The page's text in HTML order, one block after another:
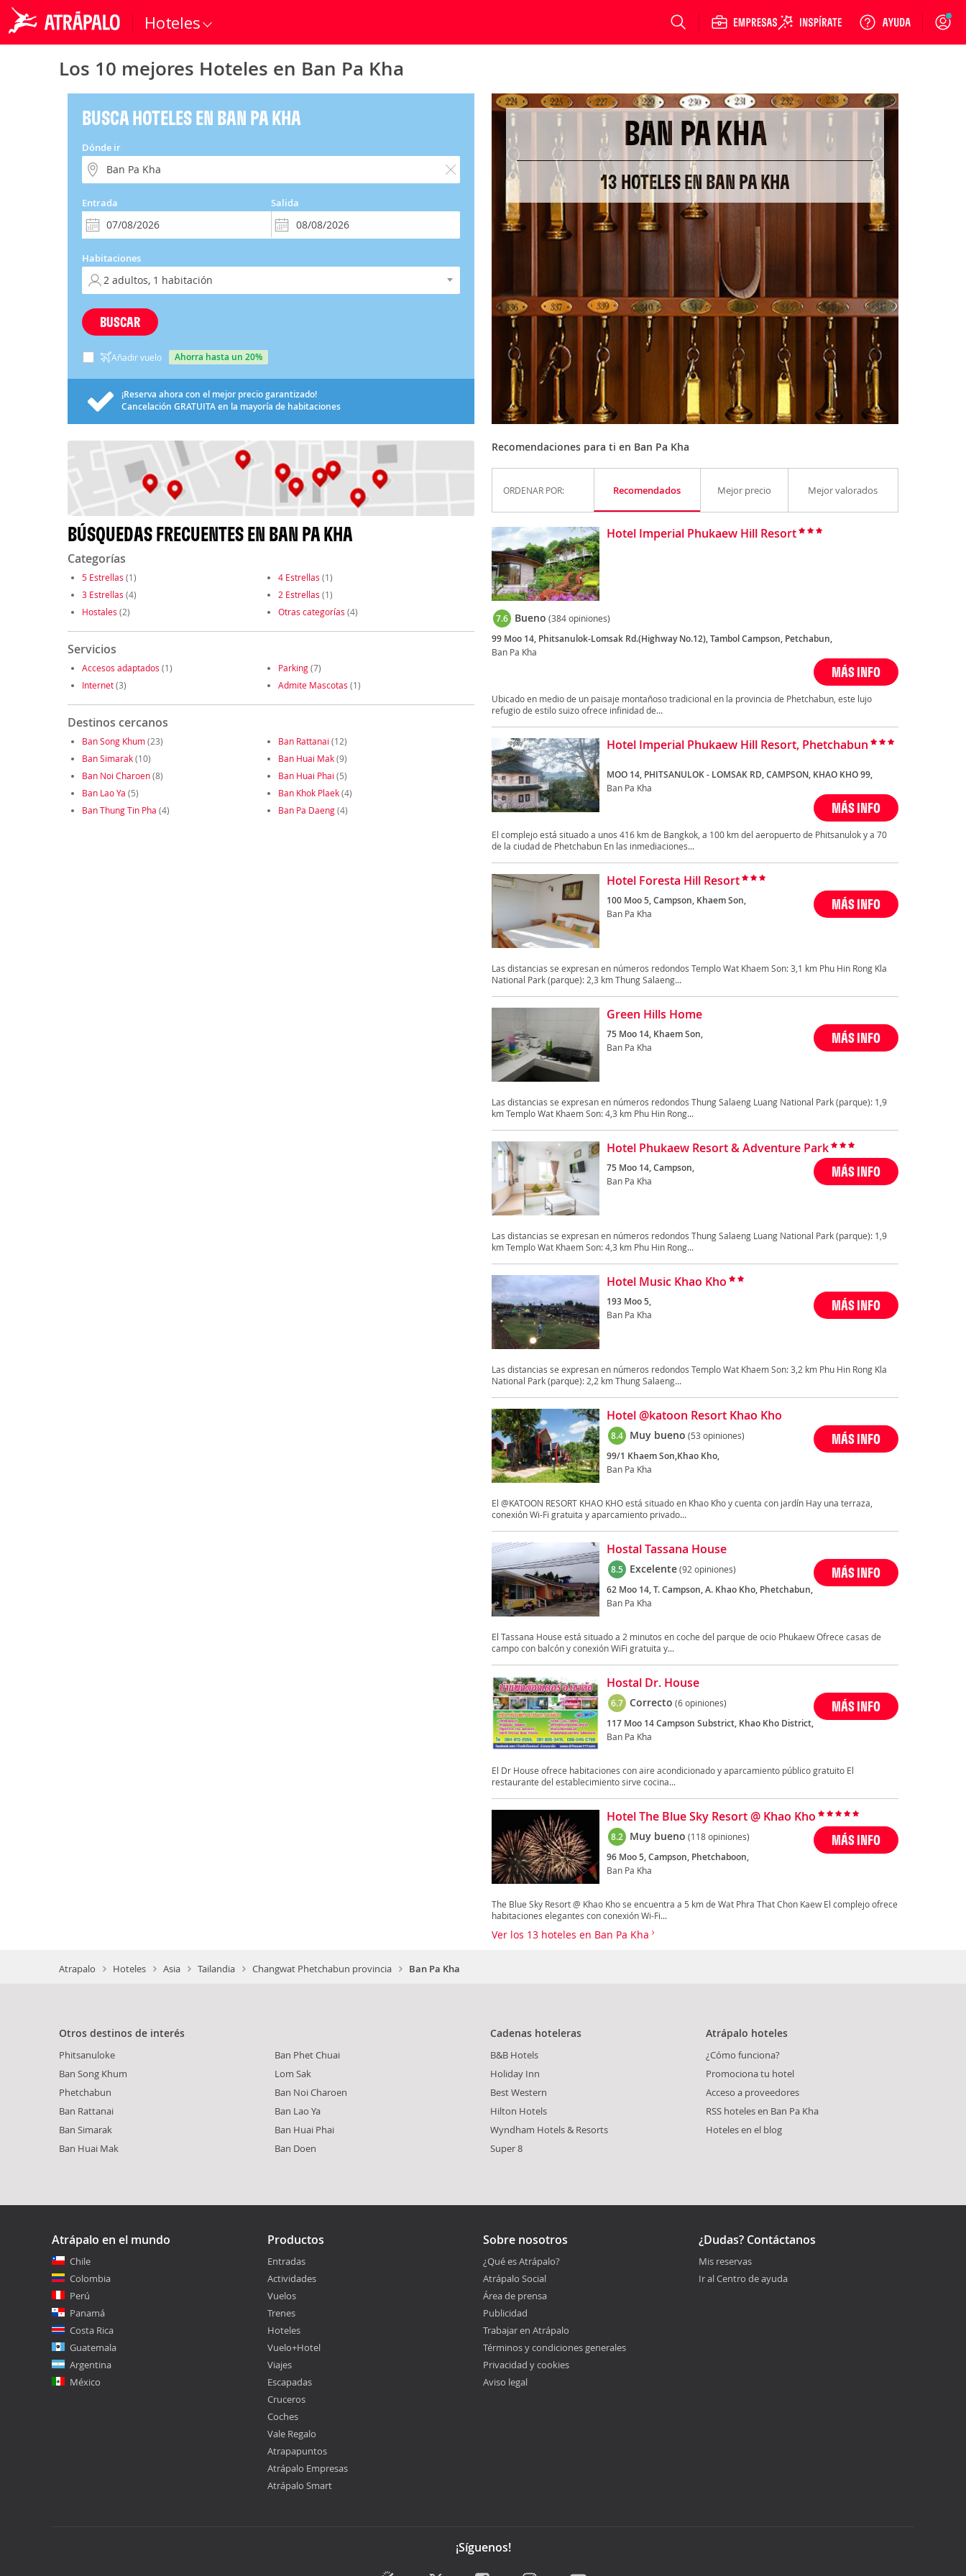
Hoteles Login
Los 10 mejores Hoteles en Ban Pa Kha
BUSCA HOTELES EN BAN PA KHA
Dónde ir
Entrada Salida
Habitaciones
BUSCAR
Añadir vuelo ahorra hasta un 20%
¡Reserva ahora con el mejor precio garantizado!
Cancelación GRATUITAen la mayoría de habitaciones
BÚSQUEDAS FRECUENTES EN BAN PA KHA
Categorías
5 Estrellas (1) 4 Estrellas (1)
3 Estrellas (4) 2 Estrellas (1)
Hostales (2) Otras categorías (4)
Servicios
Accesos adaptados (1) Parking(7)
Internet(3) Admite Mascotas (1)
Destinos cercanos
Ban Song Khum(23) Ban Rattanai (12)
Ban Simarak(10) Ban Huai Mak(9)
Ban Noi Charoen(8) Ban Huai Phai (5)
Ban Lao Ya (5) Ban Khok Plaek(4)
Ban Thung Tin Pha (4) Ban Pa Daeng(4)
BAN PA KHA
13 HOTELES EN BAN PA KHA
Recomendaciones para ti en Ban Pa Kha
ORDENAR POR: Recomendados Mejor precio Mejor valorados
Hotel Imperial Phukaew Hill Resort
7.6 Bueno (384 opiniones)
99 Moo 14, Phitsanulok-Lomsak Rd.(Highway No.12), Tambol Campson, Petchabun,
Ban Pa Kha
MÁS INFO
Ubicado en medio de un paisaje montañoso tradicional en la provincia de Phetchabun, este lujo
refugio de estilo suizo ofrece infinidad de...
Hotel Imperial Phukaew Hill Resort, Phetchabun
MOO 14, PHITSANULOK - LOMSAK RD, CAMPSON, KHAO KHO 99,
Ban Pa Kha
MÁS INFO
El complejo está situado a unos 416 km de Bangkok, a 100 km del aeropuerto de Phitsanulok y a 70
de la ciudad de Phetchabun En las inmediaciones...
Hotel Foresta Hill Resort
100 Moo 5, Campson, Khaem Son,
Ban Pa Kha
MÁS INFO
Las distancias se expresan en números redondos Templo Wat Khaem Son: 3,1 km Phu Hin Rong Kla
National Park (parque): 2,3 km Thung Salaeng...
Green Hills Home
75 Moo 14, Khaem Son,
Ban Pa Kha
MÁS INFO
Las distancias se expresan en números redondos Thung Salaeng Luang National Park (parque): 1,9
km Templo Wat Khaem Son: 4,3 km Phu Hin Rong...
Hotel Phukaew Resort & Adventure Park
75 Moo 14, Campson,
Ban Pa Kha
MÁS INFO
Las distancias se expresan en números redondos Thung Salaeng Luang National Park (parque): 1,9
km Templo Wat Khaem Son: 4,3 km Phu Hin Rong...
Hotel Music Khao Kho
193 Moo 5,
Ban Pa Kha
MÁS INFO
Las distancias se expresan en números redondos Templo Wat Khaem Son: 3,2 km Phu Hin Rong Kla
National Park (parque): 2,2 km Thung Salaeng...
Hotel @katoon Resort Khao Kho
8.4 Muy bueno (53 opiniones)
99/1 Khaem Son,Khao Kho,
Ban Pa Kha
MÁS INFO
El @KATOON RESORT KHAO KHO está situado en Khao Kho y cuenta con jardín Hay una terraza,
conexión Wi-Fi gratuita y aparcamiento privado...
Hostal Tassana House
8.5 Excelente(92 opiniones)
62 Moo 14, T. Campson, A. Khao Kho, Phetchabun,
Ban Pa Kha
MÁS INFO
El Tassana House está situado a 2 minutos en coche del parque de ocio Phukaew Ofrece casas de
campo con balcón y conexión WiFi gratuita y...
Hostal Dr. House
6.7 Correcto (6 opiniones)
117 Moo 14 Campson Substrict, Khao Kho District,
Ban Pa Kha
MÁS INFO
El Dr House ofrece habitaciones con aire acondicionado y aparcamiento público gratuito El
restaurante del establecimiento sirve cocina...
Hotel The Blue Sky Resort @ Khao Kho
8.2 Muy bueno (118 opiniones)
96 Moo 5, Campson, Phetchaboon,
Ban Pa Kha
MÁS INFO
The Blue Sky Resort @ Khao Kho se encuentra a 5 km de Wat Phra That Chon Kaew El complejo ofrece
habitaciones elegantes con conexión Wi-Fi...
Ver los 13 hoteles en Ban Pa Kha
Atrapalo Hoteles Asia Tailandia Changwat Phetchabun provincia Ban Pa Kha
Otros destinos de interés
Phitsanuloke
Ban Song Khum
Phetchabun
Ban Rattanai
Ban Simarak
Ban Huai Mak
Ban Phet Chuai
Lom Sak
Ban Noi Charoen
Ban Lao Ya
Ban Huai Phai
Ban Doen
Cadenas hoteleras
B&B Hotels
Holiday Inn
Best Western
Hilton Hotels
Wyndham Hotels & Resorts
Super 8
Atrápalo hoteles
¿Cómo funciona?
Promociona tu hotel
Acceso a proveedores
RSS hoteles en Ban Pa Kha
Hoteles en el blog
Atrápalo en el mundo
Chile
Colombia
Perú
Panamá
Costa Rica
Guatemala
Argentina
México
Productos
Entradas
Actividades
Vuelos
Trenes
Hoteles
Vuelo+Hotel
Viajes
Escapadas
Cruceros
Coches
Vale Regalo
Atrapapuntos
Atrápalo Empresas
Atrápalo Smart
Sobre nosotros
¿Qué es Atrápalo?
Atrápalo Social
Área de prensa
Publicidad
Trabajar en Atrápalo
Términos y condiciones generales
Privacidad y cookies
Aviso legal
¿Dudas? Contáctanos
Mis reservas
Ir al Centro de ayuda
¡Síguenos!